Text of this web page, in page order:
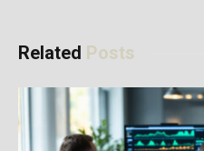
Related Posts